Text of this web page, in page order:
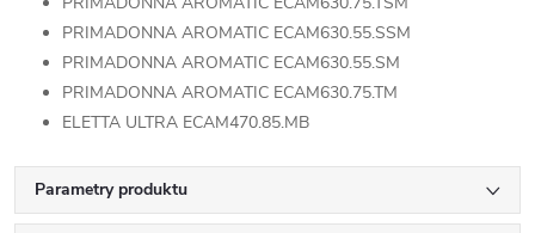
PRIMADONNA AROMATIC ECAM630.55.SSM
PRIMADONNA AROMATIC ECAM630.55.SM
PRIMADONNA AROMATIC ECAM630.75.TM
ELETTA ULTRA ECAM470.85.MB
Parametry produktu